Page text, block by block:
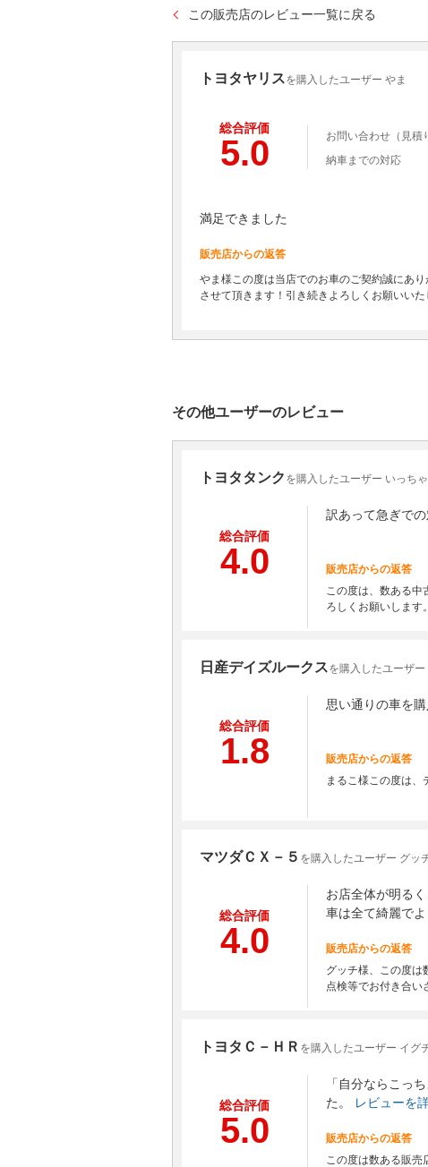
この販売店のレビュー一覧に戻る
トヨタヤリスを購入したユーザー やま
総合評価
5.0 お問い合わせ（見積
納車までの対応
満足できました
販売店からの返答
やま様この度は当店でのお車のご契約誠にあ
させて頂きます！引き続きよろしくお願いいた
その他ユーザーのレビュー
トヨタタンク を購入したユーザー いっち
総合評価
4.0
訳あって急ぎで
販売店からの返答
この度は、数ある中
ろしくお願いします。
日産デイズルークスを購入したユーザー
総合評価
1.8
思い通りの車を
販売店からの返答
まるこ様この度は、
マツダＣＸ－５ を購入したユーザー グッ
総合評価
4.0
お店全体が明る
車は全て綺麗で
販売店からの返答
グッチ様、この度は
点検等でお付き合い
トヨタＣ－ＨＲ を購入したユーザー イグ
総合評価
5.0
「自分ならこっ
た。
レビューを
販売店からの返答
この度は数ある販売